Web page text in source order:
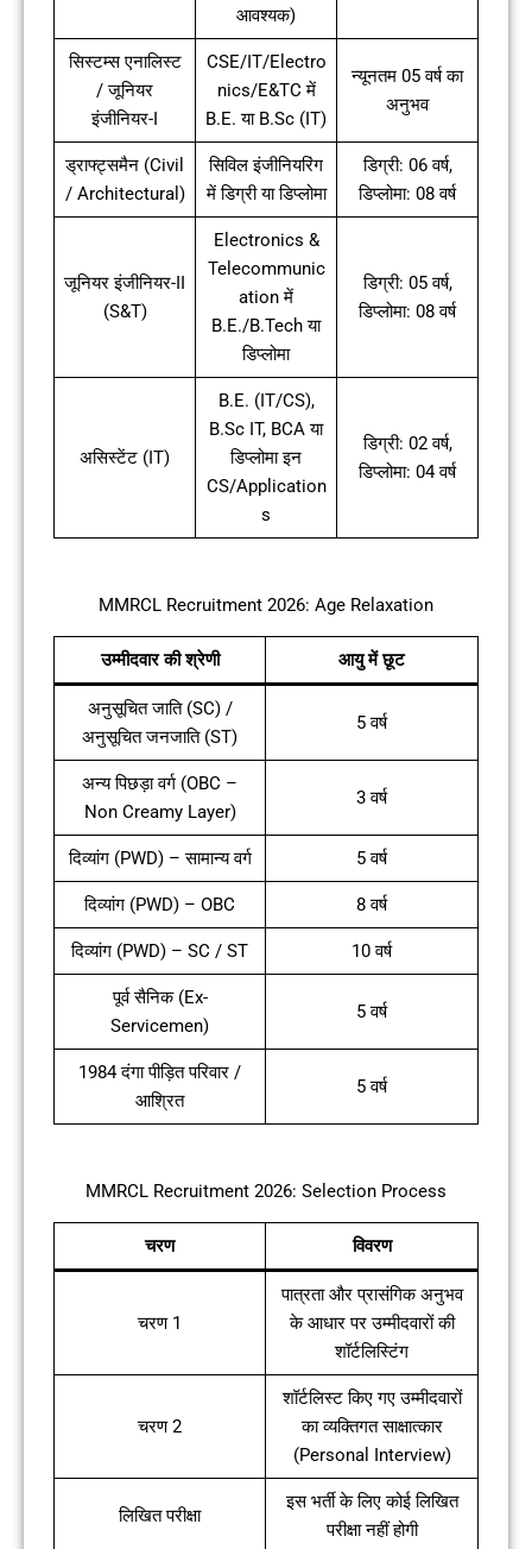
आवश्यक)
सिस्टम्स एनालिस्ट
/ जूनियर
इंजीनियर-I
CSE/IT/Electro
nics/E&TC में
B.E. या B.Sc (IT)
न्यूनतम 05 वर्ष का
अनुभव
ड्राफ्ट्समैन (Civil
/ Architectural)
सिविल इंजीनियरिंग
में डिग्री या डिप्लोमा
डिग्री: 06 वर्ष,
डिप्लोमा: 08 वर्ष
जूनियर इंजीनियर-II
(S&T)
Electronics &
Telecommunic
ation में
B.E./B.Tech या
डिप्लोमा
डिग्री: 05 वर्ष,
डिप्लोमा: 08 वर्ष
असिस्टेंट (IT)
B.E. (IT/CS),
B.Sc IT, BCA या
डिप्लोमा इन
CS/Application
s
डिग्री: 02 वर्ष,
डिप्लोमा: 04 वर्ष
MMRCL Recruitment 2026: Age Relaxation
उम्मीदवार की श्रेणी आयु में छूट
अनुसूचित जाति (SC) /
अनुसूचित जनजाति (ST)
5 वर्ष
अन्य पिछड़ा वर्ग (OBC –
Non Creamy Layer)
3 वर्ष
दिव्यांग (PWD) – सामान्य वर्ग 5 वर्ष
दिव्यांग (PWD) – OBC 8 वर्ष
दिव्यांग (PWD) – SC / ST 10 वर्ष
पूर्व सैनिक (Ex-
Servicemen)
5 वर्ष
1984 दंगा पीड़ित परिवार /
आश्रित
5 वर्ष
MMRCL Recruitment 2026: Selection Process
चरण विवरण
चरण 1
पात्रता और प्रासंगिक अनुभव
के आधार पर उम्मीदवारों की
शॉर्टलिस्टिंग
चरण 2
शॉर्टलिस्ट किए गए उम्मीदवारों
का व्यक्तिगत साक्षात्कार
(Personal Interview)
लिखित परीक्षा
इस भर्ती के लिए कोई लिखित
परीक्षा नहीं होगी